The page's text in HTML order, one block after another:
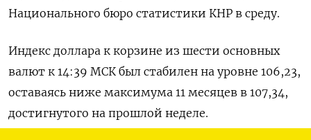
Национального бюро статистики КНР в среду.
Индекс доллара к корзине из шести основных
валют к 14:39 МСК был стабилен на уровне 106,23​,
оставаясь ниже максимума 11 месяцев в 107,34,
достигнутого на прошлой неделе.